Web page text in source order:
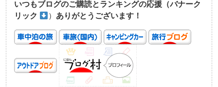
いつもブログのご購読とランキングの応援（バナーク
リック
） ありがとうございます！